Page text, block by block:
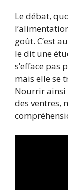
Le débat,
goût. C’est
le dit une
s’efface pas
mais elle se
Nourrir ainsi
des ventres,